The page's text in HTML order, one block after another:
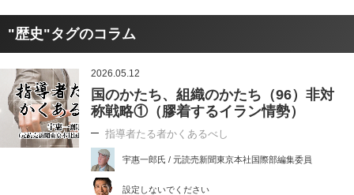
"歴史"タグのコラム
2026.05.12
国のかたち、組織のかたち（96）非対
称戦略①（膠着するイラン情勢）
指導者たる者かくあるべし
宇惠一郎氏 / 元読売新聞東京本社国際部編集委員
設定しないでください